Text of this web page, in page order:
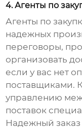
4. Агенты по
Агенты по
надежных
переговоры,
организовать
если у вас нет
поставщиками.
управлению
поставок
Надежный